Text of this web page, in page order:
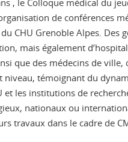
, le Colloque médical du
de conférences
CHU Grenoble Alpes. Des
mais également
que des médecins de
niveau, témoignant du
et les institutions de
nationaux ou
travaux dans le cadre de